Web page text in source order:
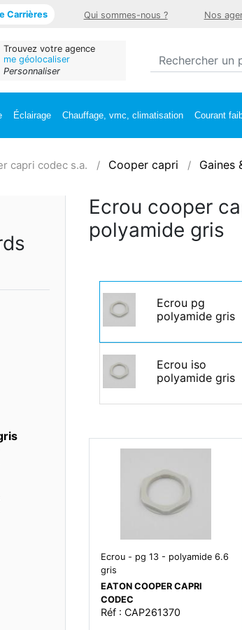
Carrières Qui sommes-nous ? Nos
Trouvez votre agence
me géolocaliser
Personnaliser
Éclairage Chauffage, vmc, climatisation Courant
capri codec s.a. Cooper capri Gaines
Ecrou cooper
polyamide gris
Ecrou pg
polyamide gris
Ecrou iso
polyamide gris
Ecrou - pg 13 - polyamide 6.6
gris
EATON COOPER CAPRI
CODEC
Réf : CAP261370